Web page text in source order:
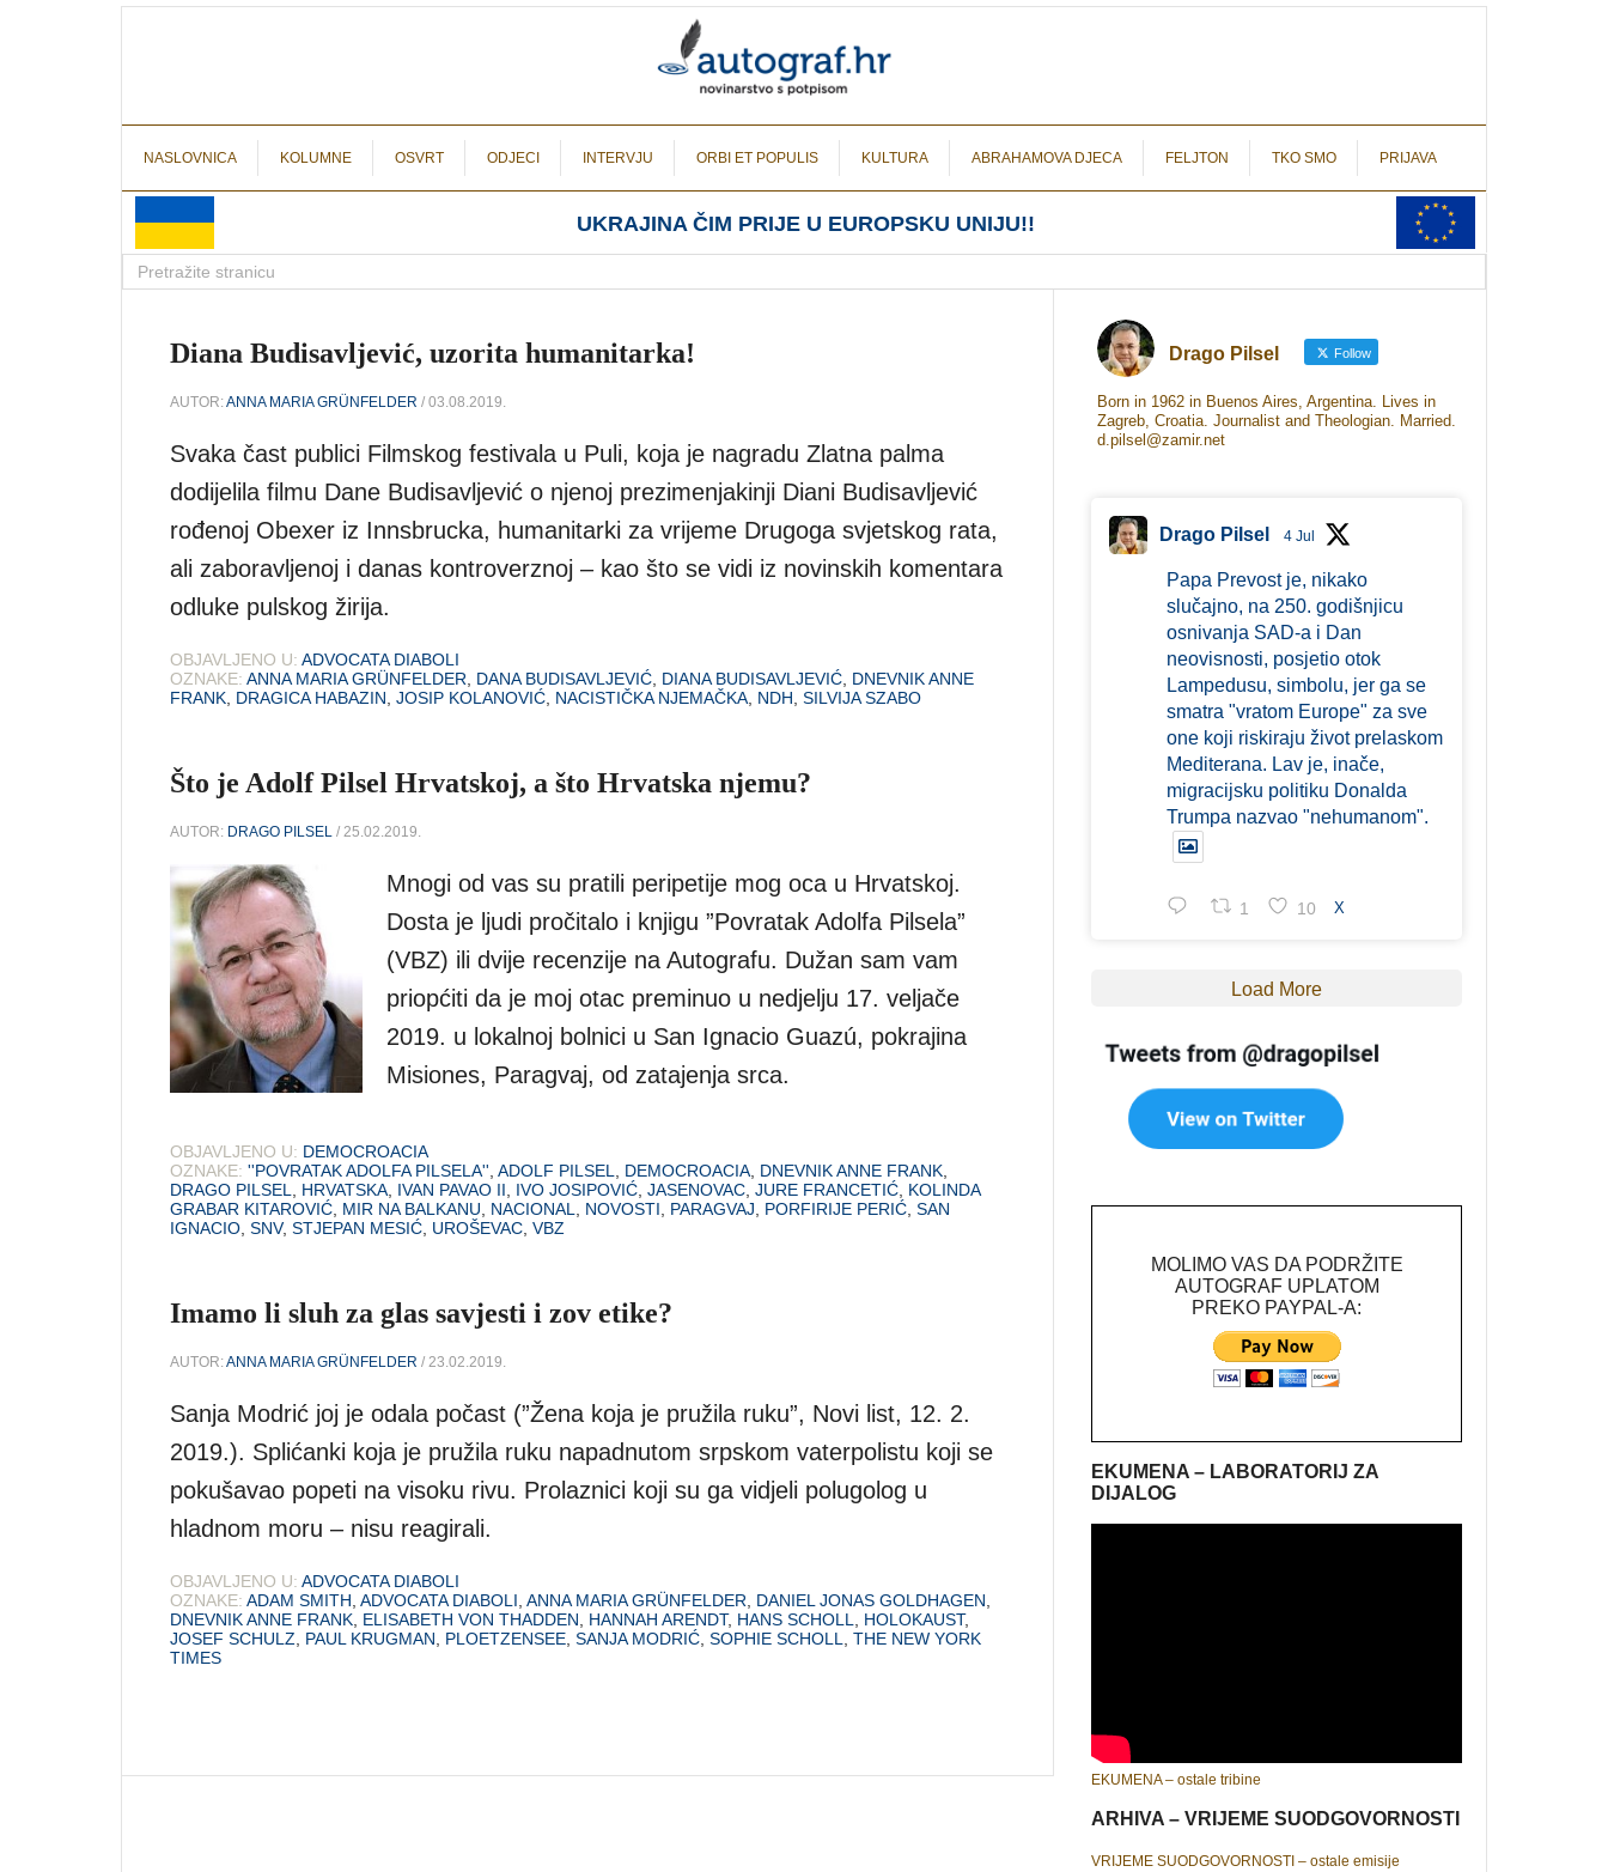
NASLOVNICA KOLUMNE OSVRT ODJECI INTERVJU ORBI ET POPULIS KULTURA ABRAHAMOVA DJECA FELJTON TKO SMO PRIJAVA
UKRAJINA ČIM PRIJE U EUROPSKU UNIJU!!
Diana Budisavljević, uzorita humanitarka!
AUTOR:ANNA MARIA GRÜNFELDER / 03.08.2019.
Svaka čast publici Filmskog festivala u Puli, koja je nagradu Zlatna palma
dodijelila filmu Dane Budisavljević o njenoj prezimenjakinji Diani Budisavljević
rođenoj Obexer iz Innsbrucka, humanitarki za vrijeme Drugoga svjetskog rata,
ali zaboravljenoj i danas kontroverznoj – kao što se vidi iz novinskih komentara
odluke pulskog žirija.
OBJAVLJENO U: ADVOCATA DIABOLI
OZNAKE: ANNA MARIA GRÜNFELDER DANA BUDISAVLJEVIĆ DIANA BUDISAVLJEVIĆ DNEVNIK ANNE
FRANK DRAGICA HABAZIN JOSIP KOLANOVIĆ NACISTIČKA NJEMAČKA NDH SILVIJA SZABO
Što je Adolf Pilsel Hrvatskoj, a što Hrvatska njemu?
AUTOR: DRAGO PILSEL / 25.02.2019.
Mnogi od vas su pratili peripetije mog oca u Hrvatskoj.
Dosta je ljudi pročitalo i knjigu ”Povratak Adolfa Pilsela”
(VBZ) ili dvije recenzije na Autografu. Dužan sam vam
priopćiti da je moj otac preminuo u nedjelju 17. veljače
2019. u lokalnoj bolnici u San Ignacio Guazú, pokrajina
Misiones, Paragvaj, od zatajenja srca.
OBJAVLJENO U: DEMOCROACIA
OZNAKE: ''POVRATAK ADOLFA PILSELA'' ADOLF PILSEL DEMOCROACIA DNEVNIK ANNE FRANK
DRAGO PILSEL
HRVATSKA IVAN PAVAO II IVO JOSIPOVIĆ JASENOVAC JURE FRANCETIĆ KOLINDA
GRABAR KITAROVIĆ MIR NA BALKANU NACIONAL NOVOSTI PARAGVAJ PORFIRIJE PERIĆ SAN
IGNACIO SNV, STJEPAN MESIĆ UROŠEVAC VBZ
Imamo li sluh za glas savjesti i zov etike?
AUTOR:ANNA MARIA GRÜNFELDER / 23.02.2019.
Sanja Modrić joj je odala počast (”Žena koja je pružila ruku”, Novi list, 12. 2.
2019.). Splićanki koja je pružila ruku napadnutom srpskom vaterpolistu koji se
pokušavao popeti na visoku rivu. Prolaznici koji su ga vidjeli polugolog u
hladnom moru – nisu reagirali.
OBJAVLJENO U: ADVOCATA DIABOLI
OZNAKE: ADAM SMITH ADVOCATA DIABOLI ANNA MARIA GRÜNFELDER DANIEL JONAS GOLDHAGEN
DNEVNIK ANNE FRANK ELISABETH VON THADDEN HANNAH ARENDT, HANS SCHOLL HOLOKAUST,
JOSEF SCHULZ
PAUL KRUGMAN PLOETZENSEE SANJA MODRIĆ SOPHIE SCHOLL
THE NEW YORK
TIMES
Drago Pilsel Follow
Born in 1962 in Buenos Aires, Argentina. Lives in
Zagreb, Croatia. Journalist and Theologian. Married.
d.pilsel@zamir.net
Drago Pilsel 4 Jul
Papa Prevost je, nikako
slučajno, na 250. godišnjicu
osnivanja SAD-a i Dan
neovisnosti, posjetio otok
Lampedusu, simbolu, jer ga se
smatra "vratom Europe" za sve
one koji riskiraju život prelaskom
Mediterana. Lav je, inače,
migracijsku politiku Donalda
Trumpa nazvao "nehumanom".
1 10 X
Load More
MOLIMO VAS DA PODRŽITE
AUTOGRAF UPLATOM
PREKO PAYPAL-A:
EKUMENA – LABORATORIJ ZA
DIJALOG
EKUMENA – ostale tribine
ARHIVA – VRIJEME SUODGOVORNOSTI
VRIJEME SUODGOVORNOSTI – ostale emisije